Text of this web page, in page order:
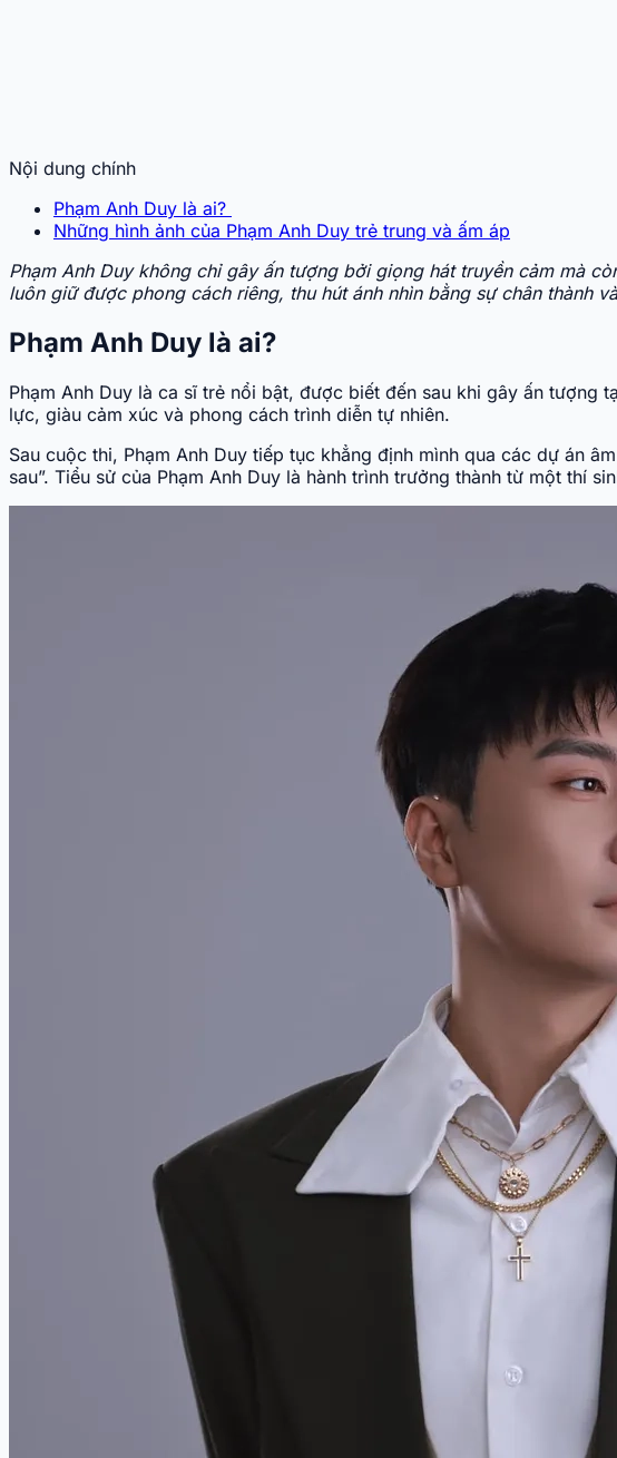
Nội dung chính
Phạm Anh Duy là ai?
Những hình ảnh của Phạm Anh Duy trẻ trung và ấm áp
Phạm Anh Duy không chỉ gây ấn tượng bởi giọng hát truyền cảm mà
luôn giữ được phong cách riêng, thu hút ánh nhìn bằng sự chân thành
Phạm Anh Duy là ai?
Phạm Anh Duy là ca sĩ trẻ nổi bật, được biết đến sau khi gây ấn tượng
lực, giàu cảm xúc và phong cách trình diễn tự nhiên.
Sau cuộc thi, Phạm Anh Duy tiếp tục khẳng định mình qua các dự án
sau”. Tiểu sử của Phạm Anh Duy là hành trình trưởng thành từ một thí